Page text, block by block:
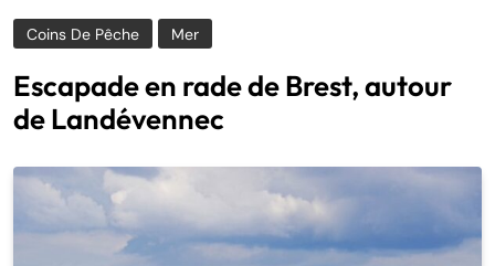
Coins De Pêche Mer
Escapade en rade de Brest, autour
de Landévennec